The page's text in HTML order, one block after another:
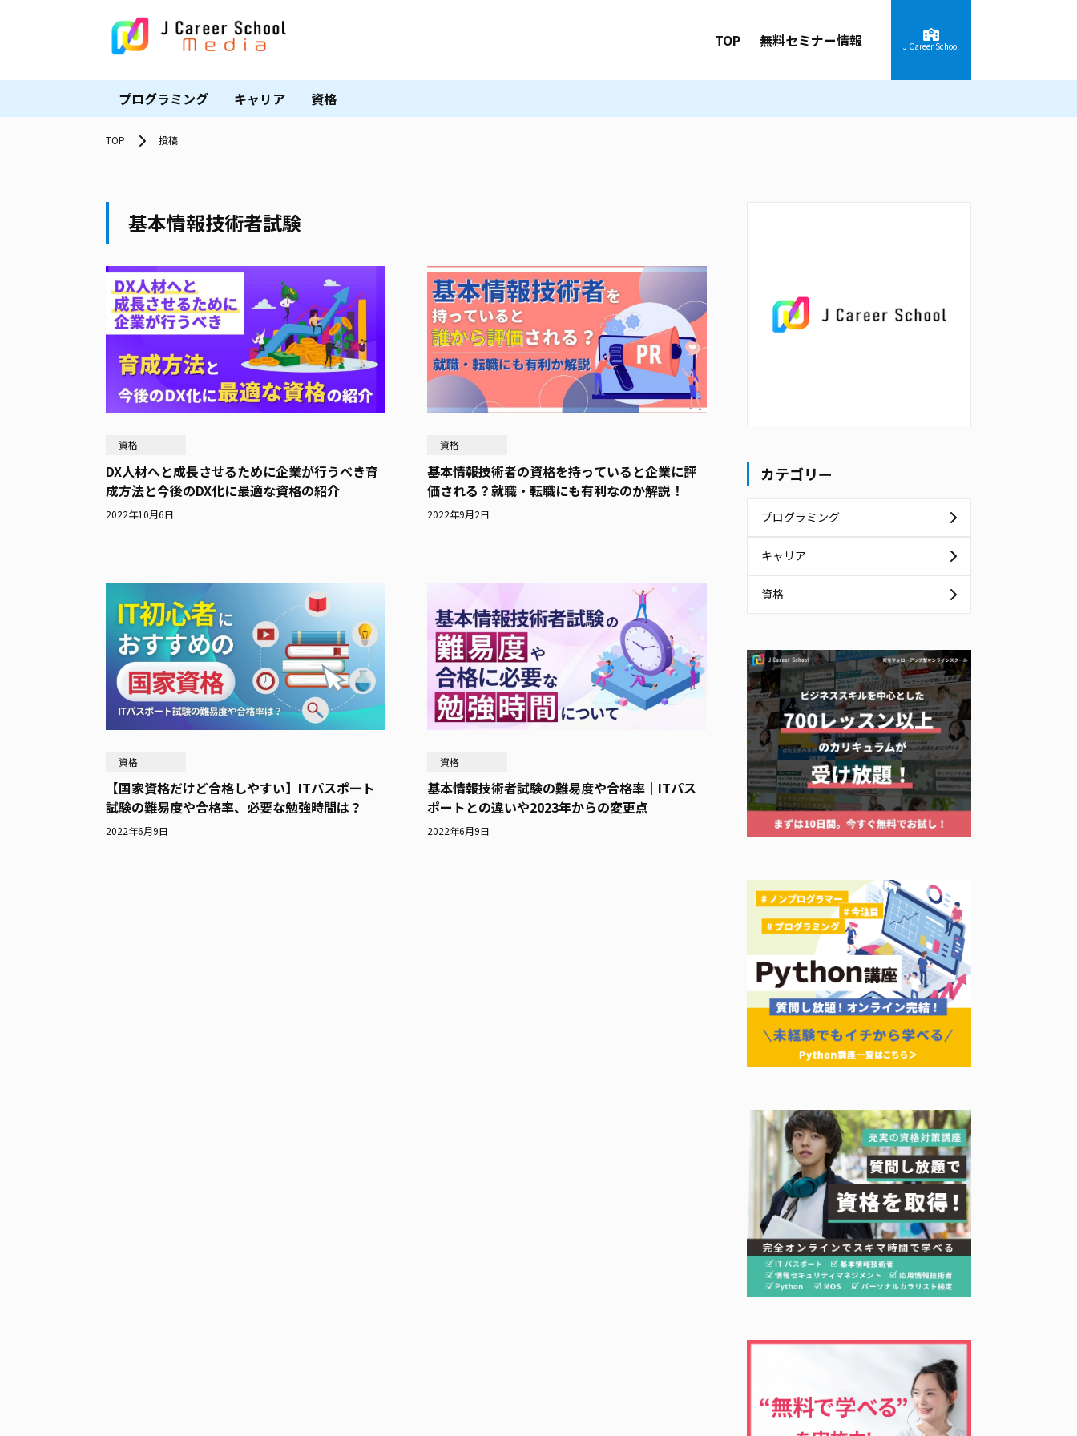
TOP 無料セミナー情報 J Career School
プログラミング キャリア 資格
TOP 投稿
基本情報技術者試験
資格
DX人材へと成長させるために企業が行うべき育
成方法と今後のDX化に最適な資格の紹介
2022年10月6日
資格
基本情報技術者の資格を持っていると企業に評
価される？就職・転職にも有利なのか解説！
2022年9月2日
資格
【国家資格だけど合格しやすい】ITパスポート
試験の難易度や合格率、必要な勉強時間は？
2022年6月9日
資格
基本情報技術者試験の難易度や合格率｜ITパス
ポートとの違いや2023年からの変更点
2022年6月9日
カテゴリー
プログラミング
キャリア
資格